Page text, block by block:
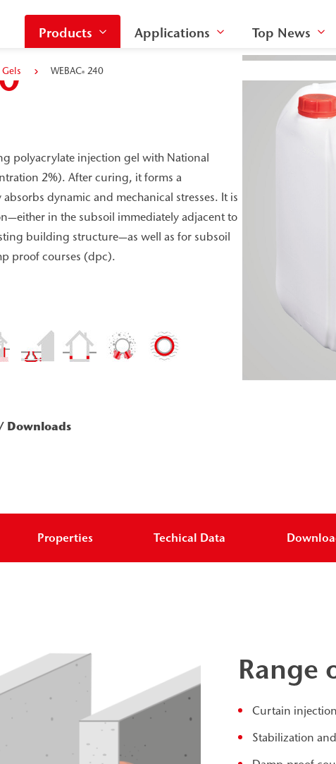
Products Applications Top News
WEBAC®240
polyacrylate injection gel with National
2%). After curing, it forms a
dynamic and mechanical stresses. It is
in the subsoil immediately adjacent to
building structure—as well as for subsoil
proof courses (dpc).
Downloads
Properties Techical Data
Range
Curtain injection
Stabilization